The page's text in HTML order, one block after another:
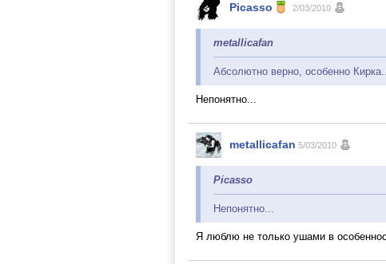
Picasso 2/03/2010
metallicafan
Абсолютно верно, особенно
Непонятно...
metallicafan 5/03/2010
Picasso
Непонятно...
Я люблю не только ушами в